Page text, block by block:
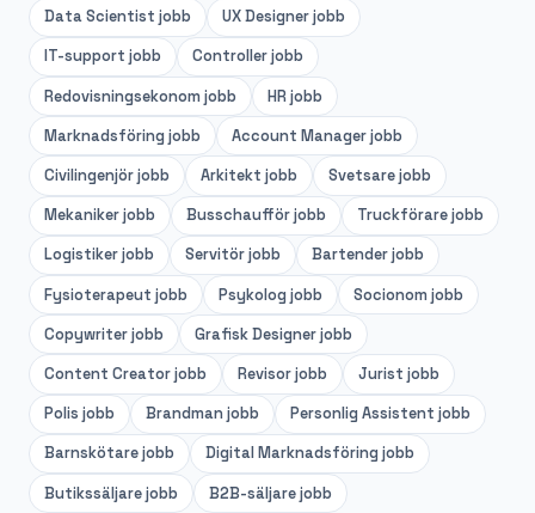
Data Scientist jobb UX Designerjobb
IT-support jobb Controllerjobb
Redovisningsekonom jobb HR jobb
Marknadsföring jobb Account Managerjobb
Civilingenjörjobb Arkitekt jobb Svetsarejobb
Mekanikerjobb Busschaufförjobb Truckförarejobb
Logistikerjobb Servitörjobb Bartenderjobb
Fysioterapeut jobb Psykolog jobb Socionom jobb
Copywriterjobb Grafisk Designerjobb
Content Creatorjobb Revisorjobb Jurist jobb
Polis jobb Brandman jobb Personlig Assistent jobb
Barnskötarejobb Digital Marknadsföring jobb
Butikssäljarejobb B2B-säljarejobb